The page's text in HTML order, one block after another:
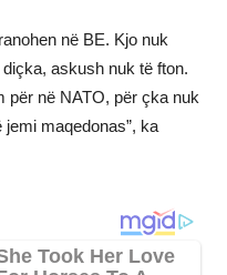
në BE. Kjo nuk
askush nuk të fton.
për në NATO, për çka nuk
maqedonas”, ka